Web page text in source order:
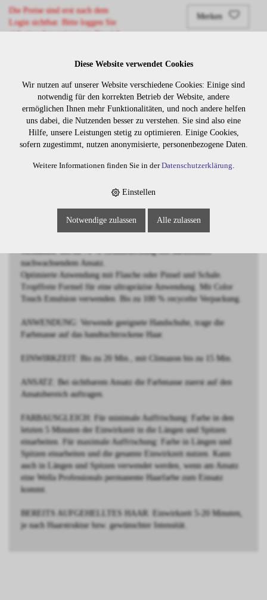
Die Preise sind erst nach dem
Login sichtbar. Bitte loggen Sie
sich ein oder registrieren Sie sich.
Merken
BESCHREIBUNG
Demi-permanente Intensivtönung
hellblond braun-gold
Haartönung für ultimativen Glanz und strahlende Haarfarben.
Farbsicherheit und somit noch zuverlässigere Farbergebnisse -
Vegan, frei von Ammoniak, Silikonen und Mineralöl.
Mehr als 90 lebendige Farbtöne, untereinander mischbar.
verblassen. Bis zu 70 % Grauabdeckung mit harmonisch
nachwachsendem Ansatz.
Optimierte Anwendung mit Flasche oder Pinsel und Schale.
Tropffreie Formel für eine ultrapräzise Anwendung. Mit Color
Touch Emulsion verwenden. Bis zu 100 % recycelte Verpackung.
ANWENDUNG: Verwende geeignete Handschuhe, trage die
Farbmasse auf das handtuchtrockene Haar.
EINWIRKZEIT: Bis zu 20 Min., mit Climazon bis zu 15 Min.
ANSATZ: Bei sichtbarem Ansatz die Farbmasse zuerst auf den
Ansatzbereich auftragen.
FARBAUSGLEICH: Für minimale Auffrischung: Farbe in den
letzten 5 Minuten der Einwirkzeit in die Längen und Spitzen
einarbeiten. Für maximale Auffrischung: Farbe in Längen und
Spitzen einarbeiten und die gesamte Einwirkzeit nutzen. Kann
auch in Längen und Spitzen verwendet werden, wenn am Ansatz
eine Wella Professionals permanente Haarfarbe zum Einsatz
kommt.
BEREITS AUFGEHELLTES HAAR: Einwirkzeit 5-20 Minuten,
je nach Haarstruktur bzw. gewünschter Intensität.
Diese Website verwendet Cookies
Wir nutzen auf unserer Website verschiedene Cookies: Einige sind
notwendig für den korrekten Betrieb der Website, andere
ermöglichen Ihnen mehr Funktionalitäten, und noch andere helfen
uns dabei, die Nutzenden besser zu verstehen. Sie sind also eine
Hilfe, unsere Leistungen stetig zu optimieren. Einige Cookies,
sofern zugestimmt, nutzen anonymisierte, personenbezogene Daten.
Weitere Informationen finden Sie in derDatenschutzerklärung.
Einstellen
Notwendige zulassen Alle zulassen